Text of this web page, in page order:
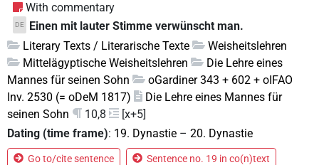
With commentary
DE
Einen mit lauter Stimme verwünscht man.
Literary Texts / Literarische Texte
Weisheitslehren
Mittelägyptische Weisheitslehren
Die Lehre eines
Mannes für seinen Sohn
oGardiner 343 + 602 + oIFAO
Inv. 2530 (= oDeM 1817)
Die Lehre eines Mannes für
seinen Sohn
10,8
[x+5]
Dating (time frame): 19. Dynastie – 20. Dynastie
Go to/cite sentence Sentence no. 19 in co(n)text